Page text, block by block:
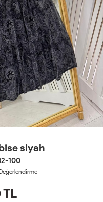
siyah
100
Değerlendirme
TL